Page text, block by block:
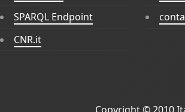
SPARQL Endpoint
CNR.it